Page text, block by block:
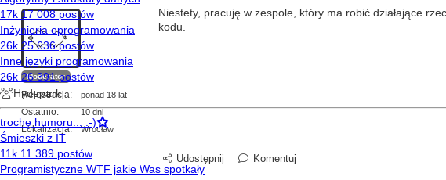
Moderator
Rejestracja: ponad 18 lat
Ostatnio: 10 dni
Lokalizacja: Wrocław
Niestety, pracuję w zespole, który ma robić działające
kodu.
Udostępnij Komentuj